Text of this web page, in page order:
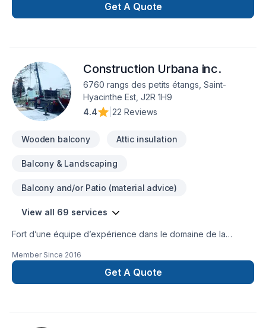
terrassement, agrandissement de maison, drains français,
patio, sous-sol, cuisine et bien plus encore. Nous disposons
priorité est de développer des relations de confiance avec
nos clients et de satisfaire leurs besoins.
Get A Quote
Construction Urbana inc.
6760 rangs des petits étangs, Saint-
Hyacinthe Est, J2R 1H9
4.4
22 Reviews
Wooden balcony Attic insulation
Balcony & Landscaping
Balcony and/or Patio (material advice)
View all 69 services
Fort d’une équipe d’expérience dans le domaine de la
exigences. Notre équipe connaît l’importance de l’efficacité
en milieu de travail. C’est pourquoi nous savons aménager
votre espace résidentiel ou commercial de manière efficace.
Member Since 2016
Get A Quote